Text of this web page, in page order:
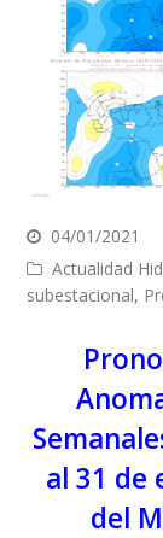
04/01/2021
Actualidad
subestacional,
al 31 de
del